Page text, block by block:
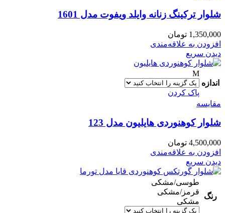
شلوار ترکینگ زنانه وایلد ویفوت مدل 1601
1,350,000 تومان
افزودن به علاقه‌مندی
دیدن سریع
اندازه
M
پاک کردن
مقایسه
شلوار کوهنوردی هایلیون مدل 123
4,500,000 تومان
افزودن به علاقه‌مندی
دیدن سریع
رنگ
طوسی/مشکی
قرمز/مشکی
مشکی